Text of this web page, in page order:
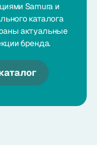
Samura и
каталога
актуальные
бренда.